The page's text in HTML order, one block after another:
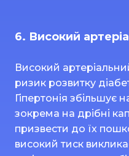
6. Високий
Високий
ризик розвитку
Гіпертонія
зокрема на дрібні
призвести до їх
високий тиск